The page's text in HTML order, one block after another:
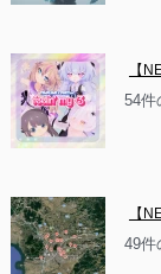
【
54件
【
49件